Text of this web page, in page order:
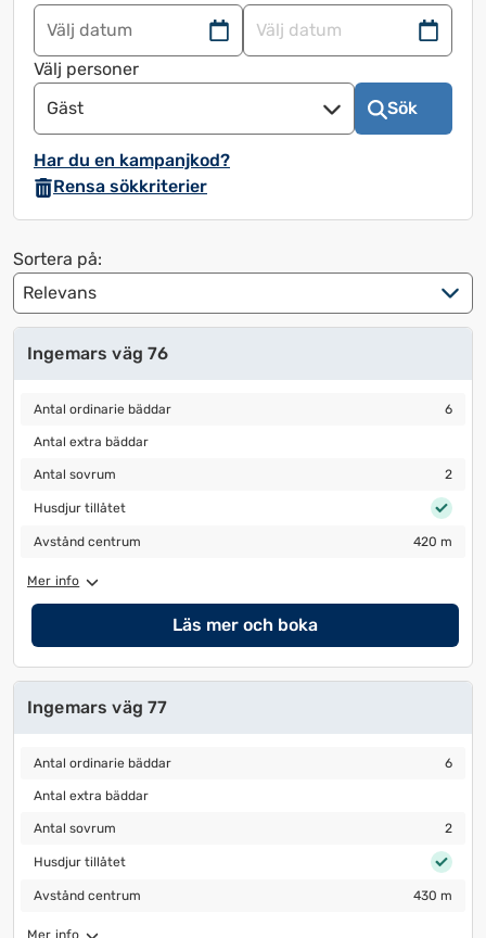
Navigera
framåt
för
att
kalendern
och
välja
ett
datum.
Tryck
på
frågetecknet
för
att
få
kortkommandon
för
att
datum
Navigera
välja
datum.
på
för
Välj personer
Gäst
Sök
Har du en kampanjkod?
Rensa sökkriterier
Sortera på:
Ingemars väg 76
Antal ordinarie bäddar
Antal ordinarie bäddar 6
Antal extra bäddar
Antal extra bäddar
Antal sovrum
Antal sovrum 2
Husdjur tillåtet
Husdjur tillåtet
Avstånd centrum
Avstånd centrum 420 m
Mer info
Läs mer och boka
Ingemars väg 77
Antal ordinarie bäddar
Antal ordinarie bäddar 6
Antal extra bäddar
Antal extra bäddar
Antal sovrum
Antal sovrum 2
Husdjur tillåtet
Husdjur tillåtet
Avstånd centrum
Avstånd centrum 430 m
Mer info